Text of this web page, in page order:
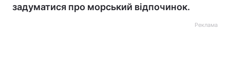
задуматися про морський відпочинок.
Реклама